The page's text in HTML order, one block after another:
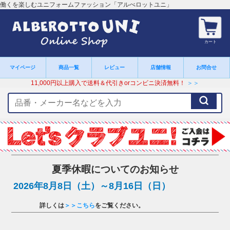
働くを楽しむユニフォームファッション「アルべロットユニ」
カート
マイページ 商品一覧 レビュー 店舗情報 お問合せ
11,000円以上購入で送料＆代引きorコンビニ決済無料！ ＞＞
ー
ワ
ー
ド
夏季休暇についてのお知らせ
2026年8月8日（土）～8月16日（日）
詳しくは ＞＞こちらをご覧ください。